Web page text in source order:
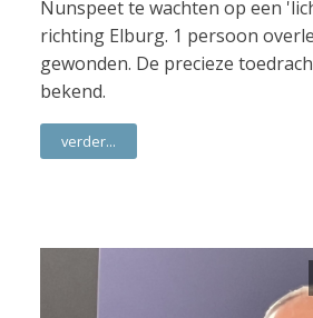
Nunspeet te wachten op een
richting Elburg. 1 persoon
gewonden. De precieze
bekend.
verder...